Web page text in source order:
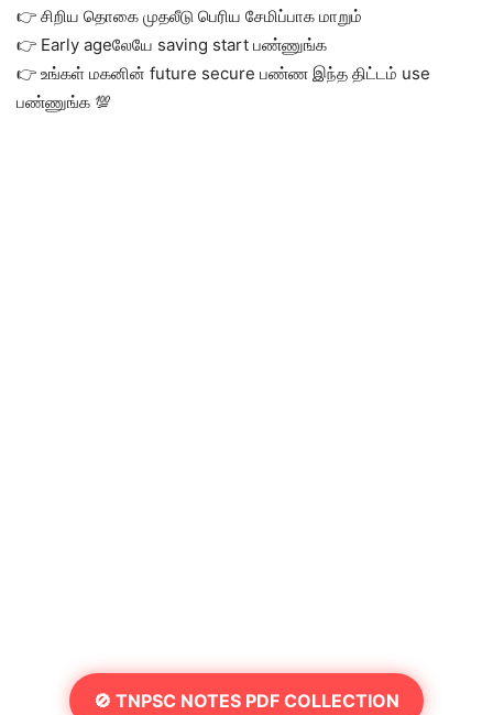
👉 சிறிய தொகை முதலீடு பெரிய சேமிப்பாக மாறும்
👉 Early ageலேயே saving start பண்ணுங்க
👉 உங்கள் மகனின் future secure பண்ண இந்த திட்டம் use
பண்ணுங்க 💯
🚫 TNPSC NOTES PDF COLLECTION